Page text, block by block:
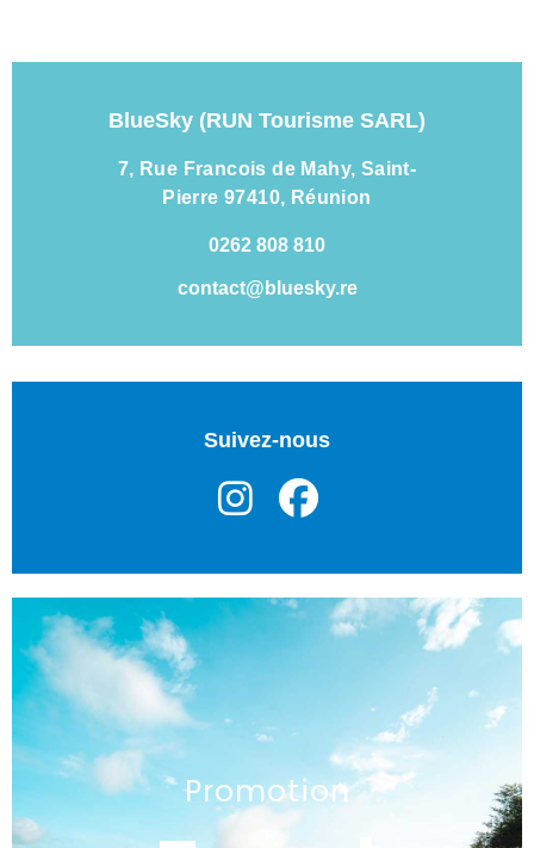
BlueSky (RUN Tourisme SARL)
7, Rue Francois de Mahy, Saint-
Pierre 97410, Réunion
0262 808 810
contact@bluesky.re
Suivez-nous
Promotion